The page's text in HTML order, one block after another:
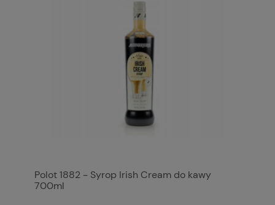
Polot 1882 - Syrop Irish Cream do kawy
700ml